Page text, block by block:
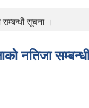
सम्बन्धी सूचना ।
नतिजा